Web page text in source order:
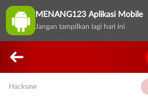
MENANG123 Aplikasi Mobile
Jangan tampilkan lagi hari ini
Hacksaw